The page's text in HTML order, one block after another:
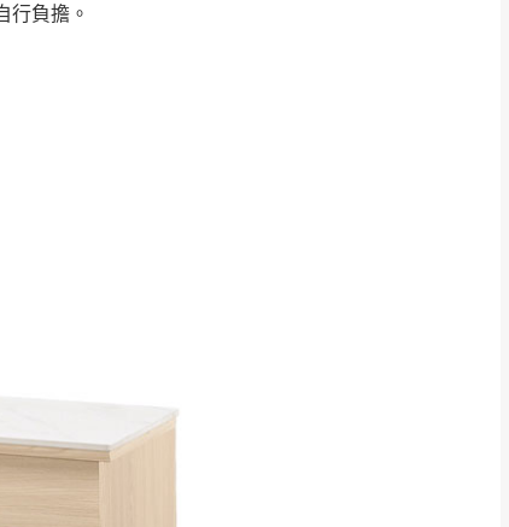
行負擔。
復興鄉
基隆山區
通霄山區、西湖、泰安
費用將由買方自
機當天到貨前皆
2~7個工作天內